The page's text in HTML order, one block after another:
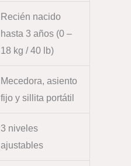
Recién nacido
hasta 3 años (0 –
18 kg / 40 lb)
Mecedora, asiento
fijo y sillita portátil
3 niveles
ajustables